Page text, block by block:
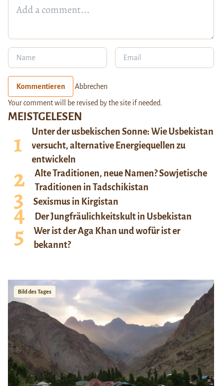
MEISTGELESEN
Unter der usbekischen Sonne: Wie Usbekistan
versucht, alternative Energiequellen zu
entwickeln
Alte Traditionen, neue Namen? Sowjetische
Traditionen in Tadschikistan
Sexismus in Kirgistan
Der Jungfräulichkeitskult in Usbekistan
Wer ist der Aga Khan und wofür ist er
bekannt?
Bild des Tages
Kommentieren Abbrechen
Your comment will be revised by the site if needed.